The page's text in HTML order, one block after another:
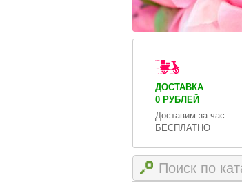
ДОСТАВКА
0 РУБЛЕЙ
Доставим за час
БЕСПЛАТНО